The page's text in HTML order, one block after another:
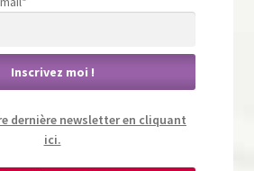
dernière newsletter en cliquant
ici.